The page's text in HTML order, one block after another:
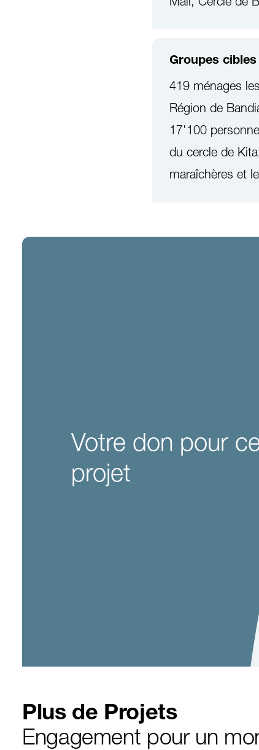
Groupes cibles
419 ménages
Région de
17'100
du cercle de
maraîchères et
Votre don pour
projet
Plus de Projets
Engagement pour un